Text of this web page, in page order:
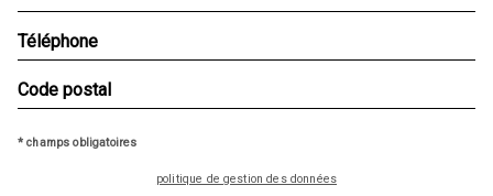
* champs obligatoires
politique de gestion des données